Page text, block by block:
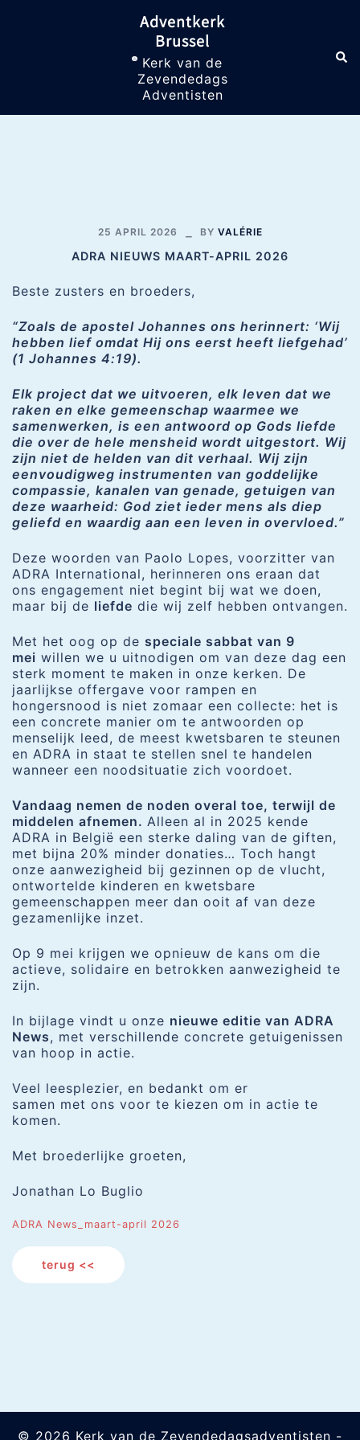
Adventkerk
Brussel
Kerk van de
Zevendedags
Adventisten
25 APRIL 2026 BY VALÉRIE
ADRA NIEUWS MAART-APRIL 2026
Beste zusters en broeders,
“Zoals de apostel Johannes ons herinnert: ‘Wij
hebben lief omdat Hij ons eerst heeft liefgehad’
(1 Johannes 4:19).
Elk project dat we uitvoeren, elk leven dat we
raken en elke gemeenschap waarmee we
samenwerken, is een antwoord op Gods liefde
die over de hele mensheid wordt uitgestort. Wij
zijn niet de helden van dit verhaal. Wij zijn
eenvoudigweg instrumenten van goddelijke
compassie, kanalen van genade, getuigen van
deze waarheid: God ziet ieder mens als diep
geliefd en waardig aan een leven in overvloed.”
Deze woorden van Paolo Lopes, voorzitter van
ADRA International, herinneren ons eraan dat
ons engagement niet begint bij wat we doen,
maar bij de liefde die wij zelf hebben ontvangen.
Met het oog op de speciale sabbat van 9
mei willen we u uitnodigen om van deze dag een
sterk moment te maken in onze kerken. De
jaarlijkse offergave voor rampen en
hongersnood is niet zomaar een collecte: het is
een concrete manier om te antwoorden op
menselijk leed, de meest kwetsbaren te steunen
en ADRA in staat te stellen snel te handelen
wanneer een noodsituatie zich voordoet.
Vandaag nemen de noden overal toe, terwijl de
middelen afnemen. Alleen al in 2025 kende
ADRA in België een sterke daling van de giften,
met bijna 20% minder donaties… Toch hangt
onze aanwezigheid bij gezinnen op de vlucht,
ontwortelde kinderen en kwetsbare
gemeenschappen meer dan ooit af van deze
gezamenlijke inzet.
Op 9 mei krijgen we opnieuw de kans om die
actieve, solidaire en betrokken aanwezigheid te
zijn.
In bijlage vindt u onze nieuwe editie van ADRA
News, met verschillende concrete getuigenissen
van hoop in actie.
Veel leesplezier, en bedankt om er
samen met ons voor te kiezen om in actie te
komen.
Met broederlijke groeten,
Jonathan Lo Buglio
ADRA News_maart-april 2026
terug <<
© 2026 Kerk van de Zevendedagsadventisten -